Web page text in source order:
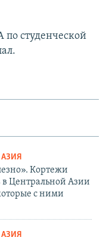
студенческой
АЗИЯ
Кортежи
в Центральной Азии
с ними
АЗИЯ